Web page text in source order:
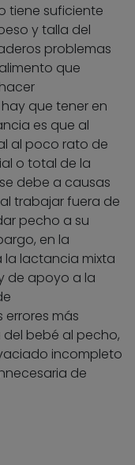
tiene suficiente
y talla del
problemas
que
que tener en
es que al
al poco rato de
o total de la
debe a causas
trabajar fuera de
pecho a su
en la
la lactancia mixta
de apoyo a la
más
bebé al pecho,
incompleto
de